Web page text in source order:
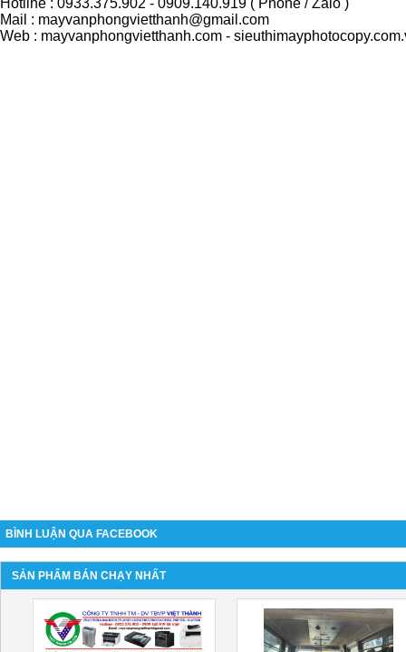
Mail : mayvanphongvietthanh@gmail.com
Web : mayvanphongvietthanh.com -
BÌNH LUẬN QUA FACEBOOK
SẢN PHẨM BÁN CHẠY NHẤT